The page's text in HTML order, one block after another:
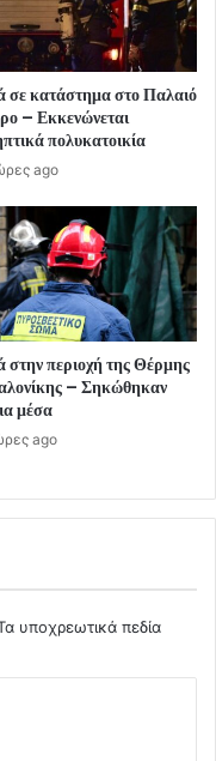
σε κατάστημα στο Παλαιό
– Εκκενώνεται
πολυκατοικία
ago
στην περιοχή της Θέρμης
– Σηκώθηκαν
μέσα
ago
υποχρεωτικά πεδία